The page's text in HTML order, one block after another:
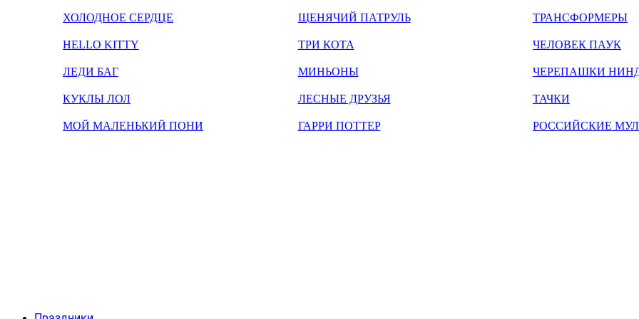
ХОЛОДНОЕ СЕРДЦЕ
HELLO KITTY
ЛЕДИ БАГ
КУКЛЫ ЛОЛ
МОЙ МАЛЕНЬКИЙ ПОНИ
ЩЕНЯЧИЙ ПАТРУЛЬ
ТРИ КОТА
МИНЬОНЫ
ЛЕСНЫЕ ДРУЗЬЯ
ГАРРИ ПОТТЕР
ТРАНСФОРМЕРЫ
ЧЕЛОВЕК ПАУК
ЧЕРЕПАШКИ
ТАЧКИ
РОССИЙСКИЕ